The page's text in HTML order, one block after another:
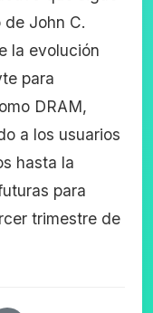
John C.
la evolución
para
DRAM,
a los usuarios
hasta la
para
trimestre de